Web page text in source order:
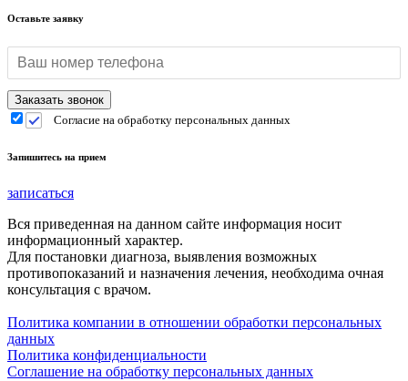
Оставьте заявку
Согласие на обработку персональных данных
Запишитесь на прием
записаться
Вся приведенная на данном сайте информация носит
информационный характер.
Для постановки диагноза, выявления возможных
противопоказаний и назначения лечения, необходима очная
консультация с врачом.
Политика компании в отношении обработки персональных
данных
Политика конфиденциальности
Соглашение на обработку персональных данных